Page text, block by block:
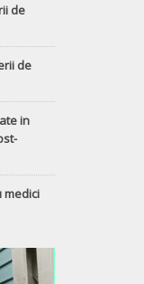
de
de
in
medici